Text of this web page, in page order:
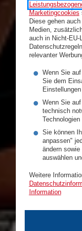
Marketingcookies
Diese gehen
Medien,
auch in Nicht-EU-
relevanter
Wenn Sie
Sie dem
Wenn Sie
technisch
Technologien
Sie können
anpassen"
ändern sowie
auswählen
Weitere
Information